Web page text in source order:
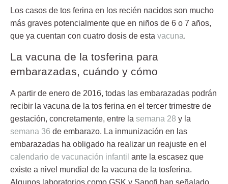
Los casos de tos ferina en los recién nacidos son mucho
más graves potencialmente que en niños de 6 o 7 años,
que ya cuentan con cuatro dosis de esta vacuna.
La vacuna de la tosferina para
embarazadas, cuándo y cómo
A partir de enero de 2016, todas las embarazadas podrán
recibir la vacuna de la tos ferina en el tercer trimestre de
gestación, concretamente, entre la semana 28 y la
semana 36 de embarazo. La inmunización en las
embarazadas ha obligado ha realizar un reajuste en el
calendario de vacunación infantil ante la escasez que
existe a nivel mundial de la vacuna de la tosferina.